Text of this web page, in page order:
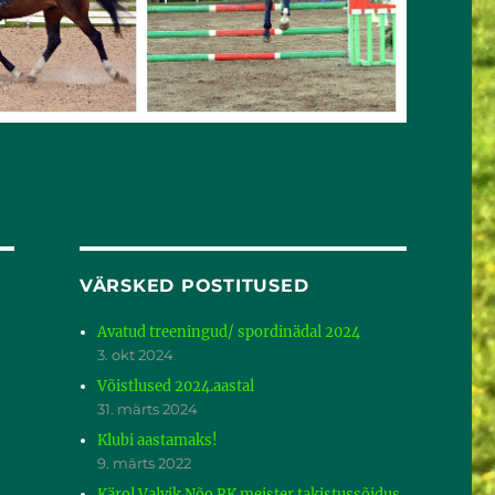
VÄRSKED POSTITUSED
Avatud treeningud/ spordinädal 2024
3. okt 2024
Võistlused 2024.aastal
31. märts 2024
Klubi aastamaks!
9. märts 2022